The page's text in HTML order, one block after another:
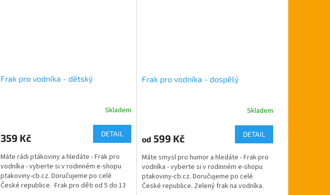
Frak pro vodníka - dětský
je
z
5
hvězdiček.
Skladem
359 Kč DETAIL
Máte rádi ptákoviny a hledáte - Frak pro
vodníka - vyberte si v rodinném e-shopu
ptakoviny-cb.cz. Doručujeme po celé
České republice. Frak pro děti od 5 do 13
Frak pro vodníka - dospělý
je
z
5
hvězdiček.
Skladem
od 599 Kč DETAIL
Máte smysl pro humor a hledáte - Frak pro
vodníka - vyberte si v rodinném e-shopu
ptakoviny-cb.cz. Doručujeme po celé
České republice. Zelený frak na vodníka.